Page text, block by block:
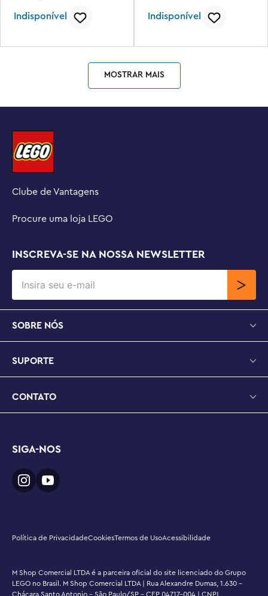
Indisponível
Indisponível
MOSTRAR MAIS
Clube de Vantagens
Procure uma loja LEGO
INSCREVA-SE NA NOSSA NEWSLETTER
SOBRE NÓS
SUPORTE
CONTATO
SIGA-NOS
Política de PrivacidadeCookiesTermos de UsoAcessibilidade
M Shop Comercial LTDA é a parceira oficial do site licenciado do Grupo
LEGO no Brasil. M Shop Comercial LTDA | Rua Alexandre Dumas, 1.630 -
Chácara Santo Antonio - São Paulo/SP - CEP 04717-004 | CNPJ